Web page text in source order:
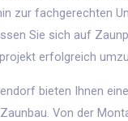
zur fachgerechten
Sie sich auf
erfolgreich
bieten Ihnen
Von der